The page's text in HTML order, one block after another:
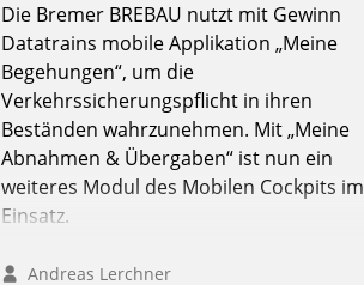
Die Bremer BREBAU nutzt mit Gewinn
Datatrains mobile Applikation „Meine
Begehungen“, um die
Verkehrssicherungspflicht in ihren
Beständen wahrzunehmen. Mit „Meine
Abnahmen & Übergaben“ ist nun ein
weiteres Modul des Mobilen Cockpits im
Einsatz.
Andreas Lerchner